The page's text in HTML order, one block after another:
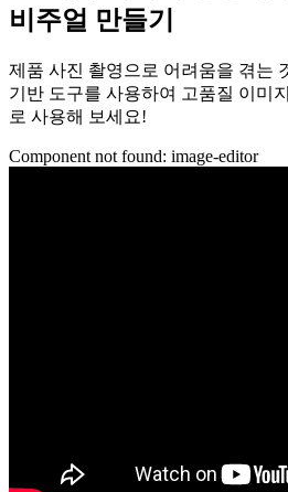
비주얼 만들기
제품 사진 촬영으로 어려움을 겪는
기반 도구를 사용하여 고품질 이미
로 사용해 보세요!
Component not found: image-editor